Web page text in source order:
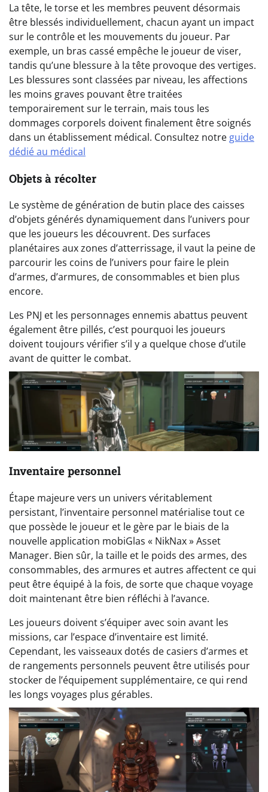
La tête, le torse et les membres peuvent désormais
être blessés individuellement, chacun ayant un impact
sur le contrôle et les mouvements du joueur. Par
exemple, un bras cassé empêche le joueur de viser,
tandis qu’une blessure à la tête provoque des vertiges.
Les blessures sont classées par niveau, les affections
les moins graves pouvant être traitées
temporairement sur le terrain, mais tous les
dommages corporels doivent finalement être soignés
dans un établissement médical. Consultez notre guide
dédié au médical
Objets à récolter
Le système de génération de butin place des caisses
d’objets générés dynamiquement dans l’univers pour
que les joueurs les découvrent. Des surfaces
planétaires aux zones d’atterrissage, il vaut la peine de
parcourir les coins de l’univers pour faire le plein
d’armes, d’armures, de consommables et bien plus
encore.
Les PNJ et les personnages ennemis abattus peuvent
également être pillés, c’est pourquoi les joueurs
doivent toujours vérifier s’il y a quelque chose d’utile
avant de quitter le combat.
Inventaire personnel
Étape majeure vers un univers véritablement
persistant, l’inventaire personnel matérialise tout ce
que possède le joueur et le gère par le biais de la
nouvelle application mobiGlas « NikNax » Asset
Manager. Bien sûr, la taille et le poids des armes, des
consommables, des armures et autres affectent ce qui
peut être équipé à la fois, de sorte que chaque voyage
doit maintenant être bien réfléchi à l’avance.
Les joueurs doivent s’équiper avec soin avant les
missions, car l’espace d’inventaire est limité.
Cependant, les vaisseaux dotés de casiers d’armes et
de rangements personnels peuvent être utilisés pour
stocker de l’équipement supplémentaire, ce qui rend
les longs voyages plus gérables.